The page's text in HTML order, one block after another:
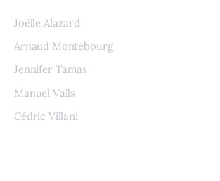
Joëlle Alazard
Arnaud Montebourg
Jennifer Tamas
Manuel Valls
Cédric Villani